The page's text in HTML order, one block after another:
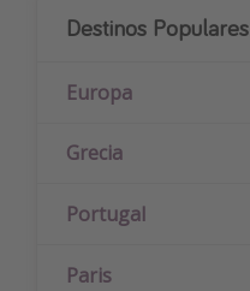
Destinos Populares
Europa
Grecia
Portugal
Paris